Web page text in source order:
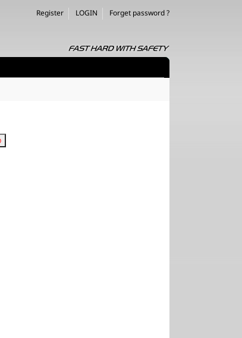
Register LOGIN Forget password ?